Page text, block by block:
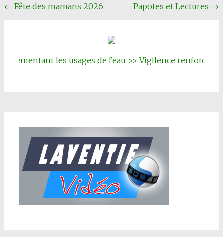
Navigation
← Fête des mamans 2026 Papotes et Lectures →
les usages de l'eau >> Vigilence renforcée|||